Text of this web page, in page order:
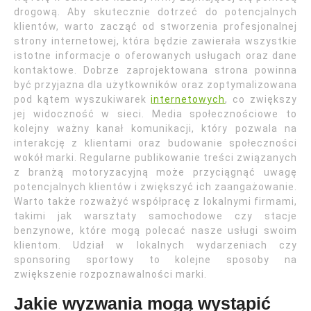
drogową. Aby skutecznie dotrzeć do potencjalnych
klientów, warto zacząć od stworzenia profesjonalnej
strony internetowej, która będzie zawierała wszystkie
istotne informacje o oferowanych usługach oraz dane
kontaktowe. Dobrze zaprojektowana strona powinna
być przyjazna dla użytkowników oraz zoptymalizowana
pod kątem wyszukiwarekinternetowych, co zwiększy
jej widoczność w sieci. Media społecznościowe to
kolejny ważny kanał komunikacji, który pozwala na
interakcję z klientami oraz budowanie społeczności
wokół marki. Regularne publikowanie treści związanych
z branżą motoryzacyjną może przyciągnąć uwagę
potencjalnych klientów i zwiększyć ich zaangażowanie.
Warto także rozważyć współpracę z lokalnymi firmami,
takimi jak warsztaty samochodowe czy stacje
benzynowe, które mogą polecać nasze usługi swoim
klientom. Udział w lokalnych wydarzeniach czy
sponsoring sportowy to kolejne sposoby na
zwiększenie rozpoznawalności marki.
Jakie wyzwania mogą wystąpić